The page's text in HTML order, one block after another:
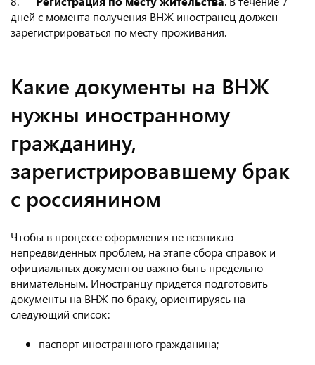
дней с момента получения ВНЖ иностранец должен
зарегистрироваться по месту проживания.
Какие документы на ВНЖ
нужны иностранному
гражданину,
зарегистрировавшему брак
с россиянином
Чтобы в процессе оформления не возникло
непредвиденных проблем, на этапе сбора справок и
официальных документов важно быть предельно
внимательным. Иностранцу придется подготовить
документы на ВНЖ по браку, ориентируясь на
следующий список:
паспорт иностранного гражданина;